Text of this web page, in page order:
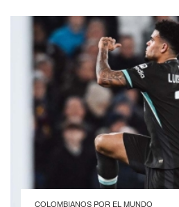
COLOMBIANOS POR EL MUNDO